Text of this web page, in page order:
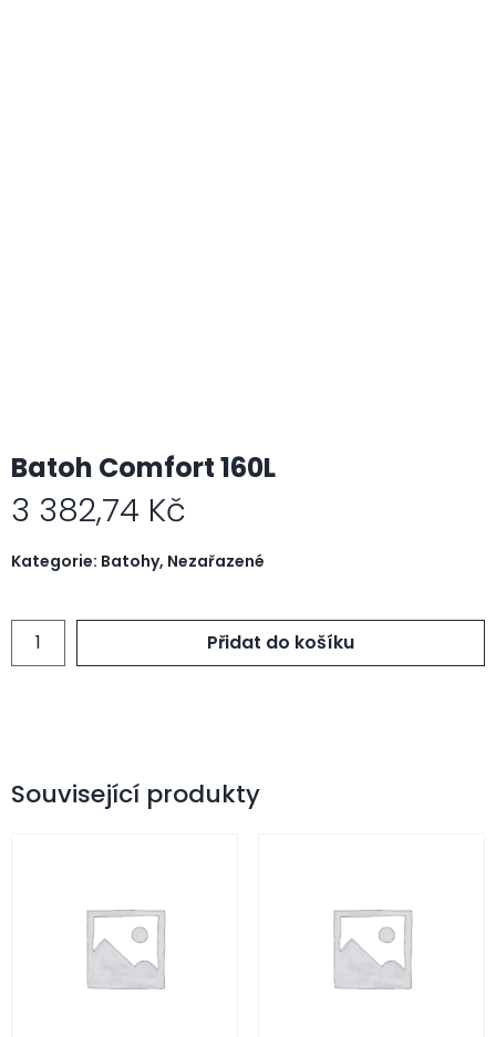
Batoh Comfort 160L
3 382,74 Kč
Kategorie: Batohy, Nezařazené
Přidat do košíku
Související produkty